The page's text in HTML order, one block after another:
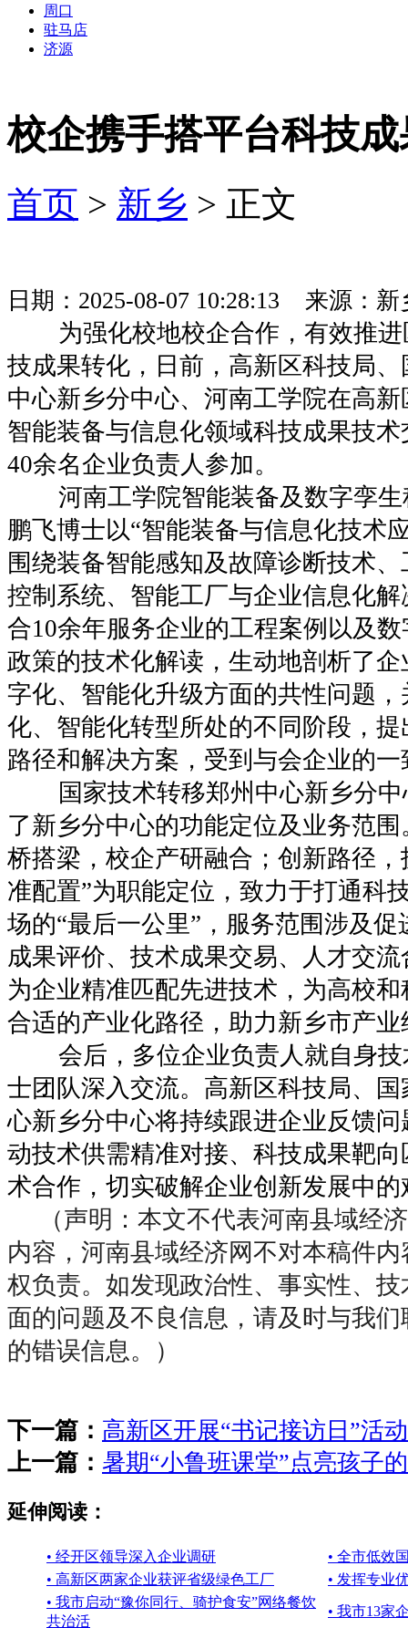
周口
驻马店
济源
校企携手搭平台科技
首页 > 新乡 > 正文
日期：2025-08-07 10:28:13 来源：
为强化校地校企合作，有效推进
技成果转化，日前，高新区科技局
中心新乡分中心、河南工学院在高
智能装备与信息化领域科技成果技
40余名企业负责人参加。
河南工学院智能装备及数字孪
鹏飞博士以“智能装备与信息化技术
围绕装备智能感知及故障诊断技术
控制系统、智能工厂与企业信息化
合10余年服务企业的工程案例以及
政策的技术化解读，生动地剖析了
字化、智能化升级方面的共性问题
化、智能化转型所处的不同阶段，
路径和解决方案，受到与会企业的一
国家技术转移郑州中心新乡分
了新乡分中心的功能定位及业务范
桥搭梁，校企产研融合；创新路径
准配置”为职能定位，致力于打通科
场的“最后一公里”，服务范围涉及
成果评价、技术成果交易、人才交
为企业精准匹配先进技术，为高校
合适的产业化路径，助力新乡市产
会后，多位企业负责人就自身
士团队深入交流。高新区科技局、
心新乡分中心将持续跟进企业反馈
动技术供需精准对接、科技成果靶
术合作，切实破解企业创新发展中
（声明：本文不代表河南县域经
内容，河南县域经济网不对本稿件
权负责。如发现政治性、事实性、
面的问题及不良信息，请及时与我
的错误信息。）
下一篇： 高新区开展“书记接访日”活动
上一篇： 暑期“小鲁班课堂”点亮孩子
延伸阅读：
• 经开区领导深入企业调研
• 全市低效
• 高新区两家企业获评省级绿色工厂
• 发挥专业
• 我市启动“豫你同行、骑护食安”网络餐饮
共治活
• 我市13家